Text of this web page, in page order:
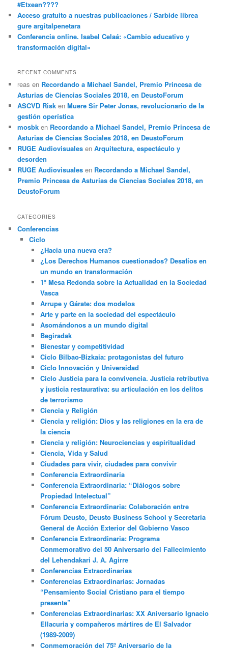
#Etxean????
Acceso gratuito a nuestras publicaciones / Sarbide librea
gure argitalpenetara
Conferencia online. Isabel Celaá: «Cambio educativo y
transformación digital»
RECENT COMMENTS
reas en Recordando a Michael Sandel, Premio Princesa de
Asturias de Ciencias Sociales 2018, en DeustoForum
ASCVD Risk enMuere Sir Peter Jonas, revolucionario de la
gestión operística
mosbk en Recordando a Michael Sandel, Premio Princesa de
Asturias de Ciencias Sociales 2018, en DeustoForum
RUGE Audiovisuales enArquitectura, espectáculo y
desorden
RUGE Audiovisuales en Recordando a Michael Sandel,
Premio Princesa de Asturias de Ciencias Sociales 2018, en
DeustoForum
CATEGORIES
Conferencias
Ciclo
¿Hacia una nueva era?
¿Los Derechos Humanos cuestionados? Desafíos en
un mundo en transformación
1º Mesa Redonda sobre la Actualidad en la Sociedad
Vasca
Arrupe y Gárate: dos modelos
Arte y parte en la sociedad del espectáculo
Asomándonos a un mundo digital
Begiradak
Bienestar y competitividad
Ciclo Bilbao-Bizkaia: protagonistas del futuro
Ciclo Innovación y Universidad
Ciclo Justicia para la convivencia. Justicia retributiva
y justicia restaurativa: su articulación en los delitos
de terrorismo
Ciencia y Religión
Ciencia y religión: Dios y las religiones en la era de
la ciencia
Ciencia y religión: Neurociencias y espiritualidad
Ciencia, Vida y Salud
Ciudades para vivir, ciudades para convivir
Conferencia Extraordinaria
Conferencia Extraordinaria: “Diálogos sobre
Propiedad Intelectual”
Conferencia Extraordinaria: Colaboración entre
Fórum Deusto, Deusto Business School y Secretaría
General de Acción Exterior del Gobierno Vasco
Conferencia Extraordinaria: Programa
Conmemorativo del 50 Aniversario del Fallecimiento
del Lehendakari J. A. Agirre
Conferencias Extraordinarias
Conferencias Extraordinarias: Jornadas
“Pensamiento Social Cristiano para el tiempo
presente”
Conferencias Extraordinarias: XX Aniversario Ignacio
Ellacuria y compañeros mártires de El Salvador
(1989-2009)
Conmemoración del 75º Aniversario de la